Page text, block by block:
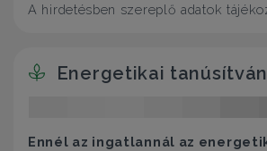
A hirdetésben szereplő adatok
Energetikai
Ennél az ingatlannál az